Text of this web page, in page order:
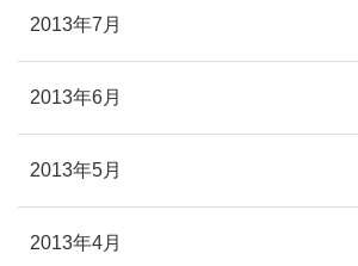
2013年7月
2013年6月
2013年5月
2013年4月